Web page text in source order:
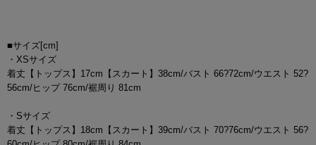
■サイズ[cm]
・XSサイズ
着丈【トップス】17cm【スカート】38cm/バスト 66?72cm/ウエスト 52?
56cm/ヒップ 76cm/裾周り 81cm
・Sサイズ
着丈【トップス】18cm【スカート】39cm/バスト 70?76cm/ウエスト 56?